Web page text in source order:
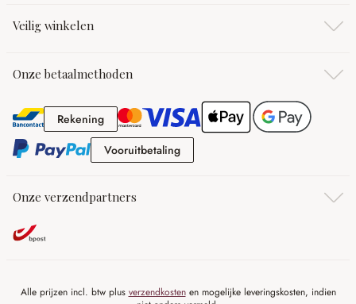
Veilig winkelen
Onze betaalmethoden
RekeningRekening
VooruitbetalingVooruitbetaling
Onze verzendpartners
Alle prijzen incl. btw plus verzendkostenen mogelijke leveringskosten, indien